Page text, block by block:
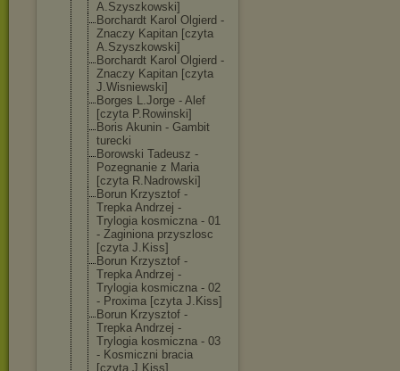
A.Szyszkowski]
Borchardt Karol Olgierd -
Znaczy Kapitan [czyta
A.Szyszkowski]
Borchardt Karol Olgierd -
Znaczy Kapitan [czyta
J.Wisniewski]
Borges L.Jorge - Alef
[czyta P.Rowinski]
Boris Akunin - Gambit
turecki
Borowski Tadeusz -
Pozegnanie z Maria
[czyta R.Nadrowski]
Borun Krzysztof -
Trepka Andrzej -
Trylogia kosmiczna - 01
- Zaginiona przyszlosc
[czyta J.Kiss]
Borun Krzysztof -
Trepka Andrzej -
Trylogia kosmiczna - 02
- Proxima [czyta J.Kiss]
Borun Krzysztof -
Trepka Andrzej -
Trylogia kosmiczna - 03
- Kosmiczni bracia
[czyta J.Kiss]